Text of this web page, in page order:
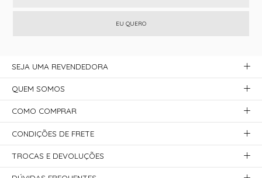
EU QUERO
SEJA UMA REVENDEDORA
QUEM SOMOS
COMO COMPRAR
CONDIÇÕES DE FRETE
TROCAS E DEVOLUÇÕES